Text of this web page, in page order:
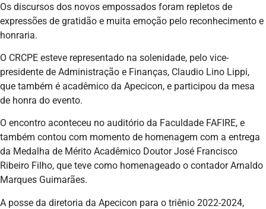
Os discursos dos novos empossados foram repletos de
expressões de gratidão e muita emoção pelo reconhecimento e
honraria.
O CRCPE esteve representado na solenidade, pelo vice-
presidente de Administração e Finanças, Claudio Lino Lippi,
que também é acadêmico da Apecicon, e participou da mesa
de honra do evento.
O encontro aconteceu no auditório da Faculdade FAFIRE, e
também contou com momento de homenagem com a entrega
da Medalha de Mérito Acadêmico Doutor José Francisco
Ribeiro Filho, que teve como homenageado o contador Arnaldo
Marques Guimarães.
A posse da diretoria da Apecicon para o triênio 2022-2024,